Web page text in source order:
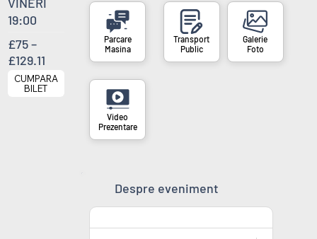
Masina
Transport
Public
Galerie
Foto
Video
Prezentare
Despre eveniment
19:00
£75 –
£129.11
CUMPARA
BILET